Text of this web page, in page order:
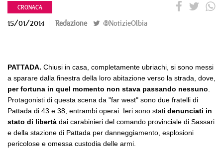
CRONACA
15/01/2014 Redazione @NotizieOlbia
PATTADA. Chiusi in casa, completamente ubriachi, si sono messi
a sparare dalla finestra della loro abitazione verso la strada, dove,
per fortuna in quel momento non stava passando nessuno
Protagonisti di questa scena da "far west" sono due fratelli di
Pattada di 43 e 38, entrambi operai. Ieri sono stati denunciati in
stato di libertà dai carabinieri del comando provinciale di Sassari
e della stazione di Pattada per danneggiamento, esplosioni
pericolose e omessa custodia delle armi.